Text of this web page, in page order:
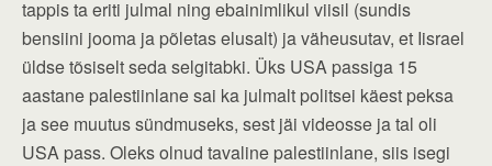
tappis ta eriti julmal ning ebainimlikul viisil (sundis
bensiini jooma ja põletas elusalt) ja väheusutav, et Iisrael
üldse tõsiselt seda selgitabki. Üks USA passiga 15
aastane palestiinlane sai ka julmalt politsei käest peksa
ja see muutus sündmuseks, sest jäi videosse ja tal oli
USA pass. Oleks olnud tavaline palestiinlane, siis isegi